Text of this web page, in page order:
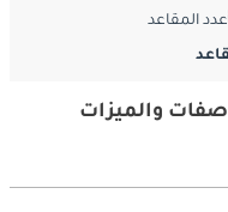
عدد المقاعد